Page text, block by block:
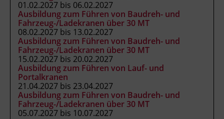
Hinweis
Bitte bringen Sie Ihren Führerschein der
Klasse B mit, er wird zur Überprüfung
benötigt. Die Schulung wird bei Bedarf auch
firmenintern angeboten.Für den Online-Kurs
benötigen Sie einen multimediafähigen
Computer mit Internetzugang.
01.02.2027 bis 06.02.2027
Ausbildung zum Führen von Baudreh- und
Fahrzeug-/Ladekranen über 30 MT
08.02.2027 bis 13.02.2027
Ausbildung zum Führen von Baudreh- und
Fahrzeug-/Ladekranen über 30 MT
15.02.2027 bis 20.02.2027
Ausbildung zum Führen von Lauf- und
Portalkranen
21.04.2027 bis 23.04.2027
Ausbildung zum Führen von Baudreh- und
Fahrzeug-/Ladekranen über 30 MT
05.07.2027 bis 10.07.2027